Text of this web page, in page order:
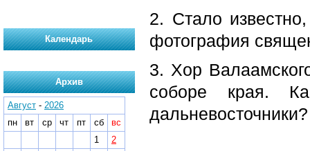
2. Стало
фотография
3. Хор
соборе края.
дальневосточники?
Календарь
Архив
Август - 2026
пн
вт ср чт пт сб
вс
1
2